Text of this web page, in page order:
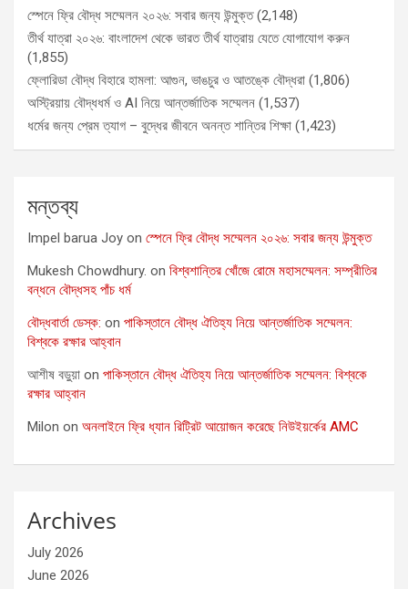
স্পেনে ফ্রি বৌদ্ধ সম্মেলন ২০২৬: সবার জন্য উন্মুক্ত (2,148)
তীর্থ যাত্রা ২০২৬: বাংলাদেশ থেকে ভারত তীর্থ যাত্রায় যেতে যোগাযোগ করুন
(1,855)
ফ্লোরিডা বৌদ্ধ বিহারে হামলা: আগুন, ভাঙচুর ও আতঙ্কে বৌদ্ধরা (1,806)
অস্ট্রিয়ায় বৌদ্ধধর্ম ও AI নিয়ে আন্তর্জাতিক সম্মেলন (1,537)
ধর্মের জন্য প্রেম ত্যাগ – বুদ্ধের জীবনে অনন্ত শান্তির শিক্ষা (1,423)
মন্তব্য
Impel barua Joy on স্পেনে ফ্রি বৌদ্ধ সম্মেলন ২০২৬: সবার জন্য উন্মুক্ত
Mukesh Chowdhury. on বিশ্বশান্তির খোঁজে রোমে মহাসম্মেলন: সম্প্রীতির
বন্ধনে বৌদ্ধসহ পাঁচ ধর্ম
বৌদ্ধবার্তা ডেস্ক: on পাকিস্তানে বৌদ্ধ ঐতিহ্য নিয়ে আন্তর্জাতিক সম্মেলন:
বিশ্বকে রক্ষার আহ্বান
আশীষ বড়ুয়া on পাকিস্তানে বৌদ্ধ ঐতিহ্য নিয়ে আন্তর্জাতিক সম্মেলন: বিশ্বকে
রক্ষার আহ্বান
Milon on অনলাইনে ফ্রি ধ্যান রিট্রিট আয়োজন করেছে নিউইয়র্কের AMC
Archives
July 2026
June 2026